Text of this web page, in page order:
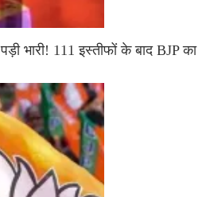
भारी! 111 इस्तीफों के बाद BJP का